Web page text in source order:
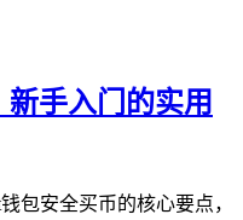
手入门的实用
包安全买币的核心要点，